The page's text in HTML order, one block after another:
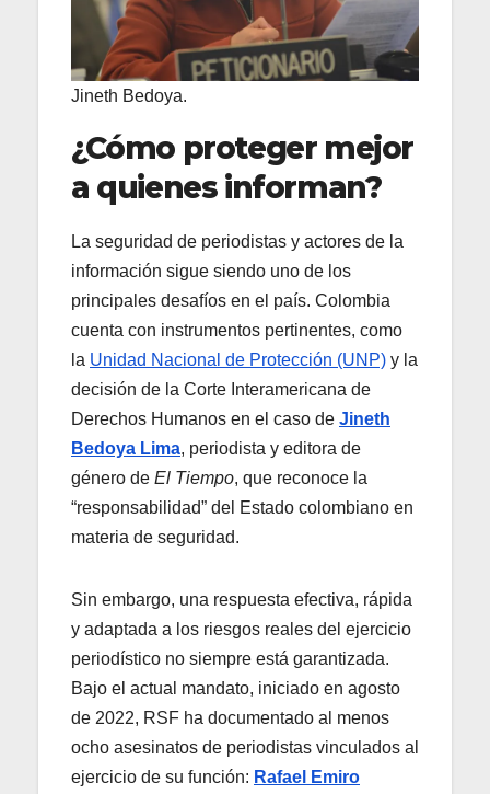
Jineth Bedoya.
¿Cómo proteger mejor
a quienes informan?
La seguridad de periodistas y actores de la
información sigue siendo uno de los
principales desafíos en el país. Colombia
cuenta con instrumentos pertinentes, como
la Unidad Nacional de Protección (UNP) y la
decisión de la Corte Interamericana de
Derechos Humanos en el caso de Jineth
Bedoya Lima, periodista y editora de
género de El Tiempo, que reconoce la
“responsabilidad” del Estado colombiano en
materia de seguridad.
Sin embargo, una respuesta efectiva, rápida
y adaptada a los riesgos reales del ejercicio
periodístico no siempre está garantizada.
Bajo el actual mandato, iniciado en agosto
de 2022, RSF ha documentado al menos
ocho asesinatos de periodistas vinculados al
ejercicio de su función: Rafael Emiro